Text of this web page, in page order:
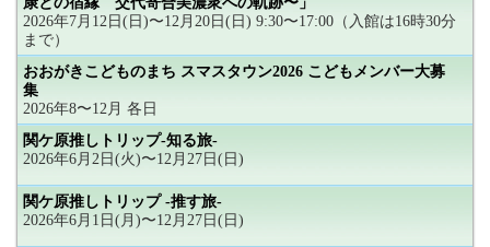
2026年7月12日(日)〜12月20日(日) 9:30〜17:00（入館は16時30分
まで）
おおがきこどものまち スマスタウン2026 こどもメンバー大募
集
2026年8〜12月 各日
関ケ原推しトリップ-知る旅-
2026年6月2日(火)〜12月27日(日)
関ケ原推しトリップ -推す旅-
2026年6月1日(月)〜12月27日(日)